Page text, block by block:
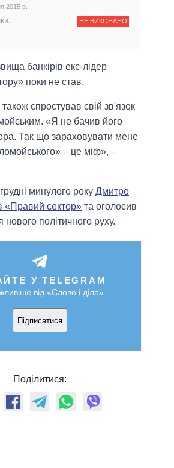
2015 р.
НЕ ВИКОНАНО
банкірів екс-лідер
поки не став.
спростував свій зв'язок
«Я не бачив його
Так що зараховувати мене
– це міф», –
минулого року Дмитро
«Правий сектор» та оголосив
нового політичного руху.
У TELEGRAM
від «Слово і діло»
Підписатися
Поділитися: